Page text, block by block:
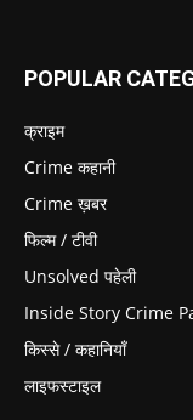
POPULAR
क्राइम
Crime कहानी
Crime ख़बर
फिल्म / टीवी
Unsolved पहेली
Inside Story Crime
किस्से / कहानियाँ
लाइफस्टाइल